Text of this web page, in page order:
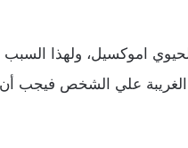
اموكسيل، ولهذا
علي الشخص فيجب أن